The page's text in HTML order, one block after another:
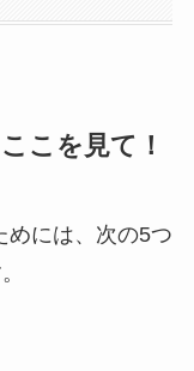
こを見て！
めには、次の5つ